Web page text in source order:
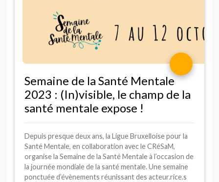
Semaine de la Santé Mentale
2023 : (In)visible, le champ de la
santé mentale expose !
Depuis presque deux ans, la Ligue Bruxelloise pour la
Santé Mentale, en collaboration avec leCRéSaM,
organise la Semaine de la Santé Mentale à l’occasion de
la journée mondiale de la santé mentale. Une semaine
ponctuée d’évènements réunissant des acteur.rice.s